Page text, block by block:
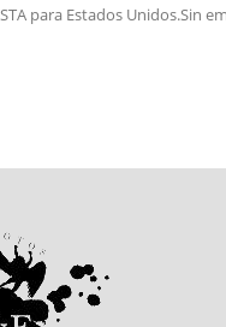
para Estados Unidos.Sin